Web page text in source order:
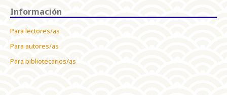
Información
Para lectores/as
Para autores/as
Para bibliotecarios/as